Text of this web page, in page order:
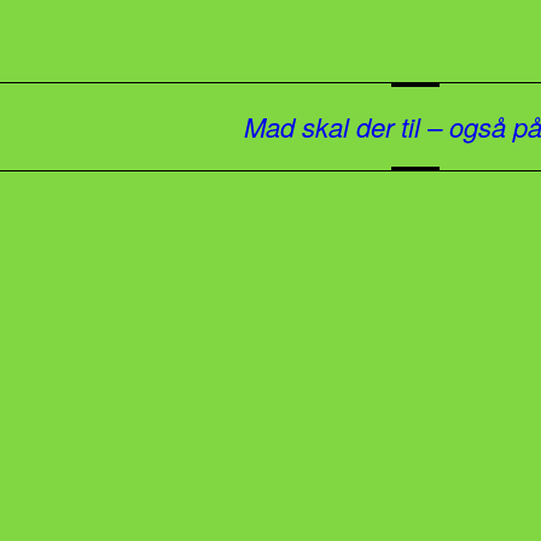
Mad skal der til – også